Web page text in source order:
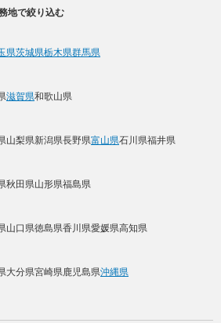
地で絞り込む
県茨城県栃木県群馬県
滋賀県和歌山県
山梨県新潟県長野県富山県石川県福井県
秋田県山形県福島県
山口県徳島県香川県愛媛県高知県
大分県宮崎県鹿児島県沖縄県